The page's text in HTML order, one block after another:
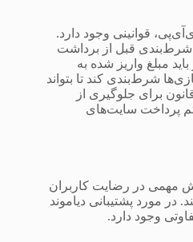
قوانینی وجود دارد.
شرط‌بندی قبل از برداشت
مبلغ واریز شده به
شرط‌بندی کند تا بتواند
برای جلوگیری از
پرداخت سایت‌های
مهمی در رضایت کاربران
در مورد پشتیبانی دیاموند
وجود دارد.